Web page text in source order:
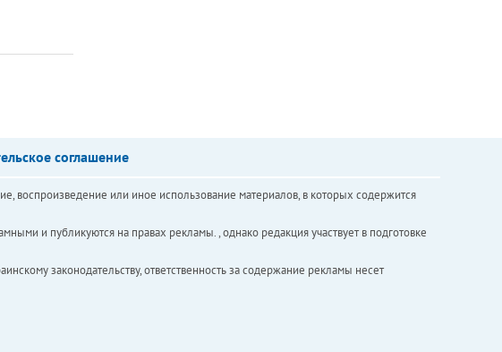
соглашение
воспроизведение или иное использование материалов, в которых содержится
и публикуются на правах рекламы. , однако редакция участвует в подготовке
законодательству, ответственность за содержание рекламы несет